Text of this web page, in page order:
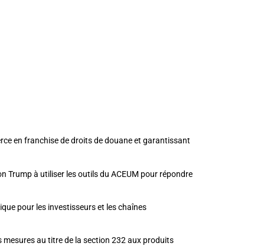
en franchise de droits de douane et garantissant
Trump à utiliser les outils du ACEUM pour répondre
pour les investisseurs et les chaînes
mesures au titre de la section 232 aux produits